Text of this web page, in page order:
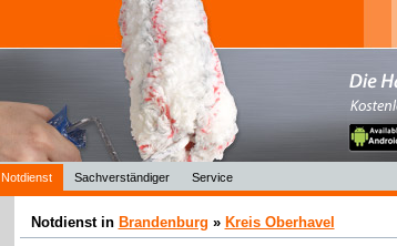
Notdienst Sachverständiger Service
Notdienst in Brandenburg » Kreis Oberhavel